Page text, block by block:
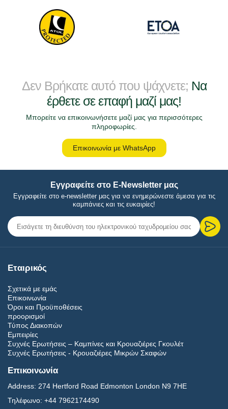
Δεν Βρήκατε αυτό που ψάχνετε; Να
έρθετε σε επαφή μαζί μας!
Μπορείτε να επικοινωνήσετε μαζί μας για περισσότερες
πληροφωρίες.
Επικοινωνία με WhatsApp
Εγγραφείτε στο E-Newsletter μας
Εγγραφείτε στο e-newsletter μας για να ενημερώνεστε άμεσα για τις
καμπάνιες και τις ευκαιρίες!
Εταιρικός
Σχετικά με εμάς
Επικοινωνία
Όροι και Προϋποθέσεις
προορισμοί
Τύπος Διακοπών
Εμπειρίες
Συχνές Ερωτήσεις – Καμπίνες και Κρουαζιέρες Γκουλέτ
Συχνές Ερωτήσεις - Κρουαζιέρες Μικρών Σκαφών
Επικοινωνία
Address: 274 Hertford Road Edmonton London N9 7HE
Τηλέφωνο: +44 7962174490